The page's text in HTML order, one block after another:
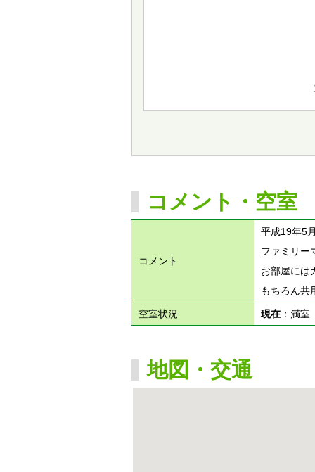
コメント・空室
コメント
平成19年5
ファミリー
お部屋には
もちろん共
空室状況 現在：満
地図・交通